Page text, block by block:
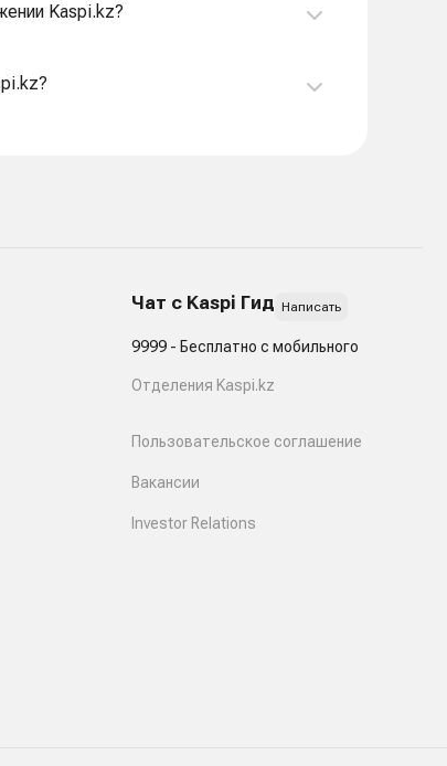
Kaspi.kz?
Чат с Kaspi Гид Написать
9999 - Бесплатно с мобильного
Отделения Kaspi.kz
Пользовательское соглашение
Вакансии
Investor Relations